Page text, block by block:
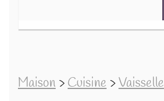
Maison >Cuisine >Vaisselle